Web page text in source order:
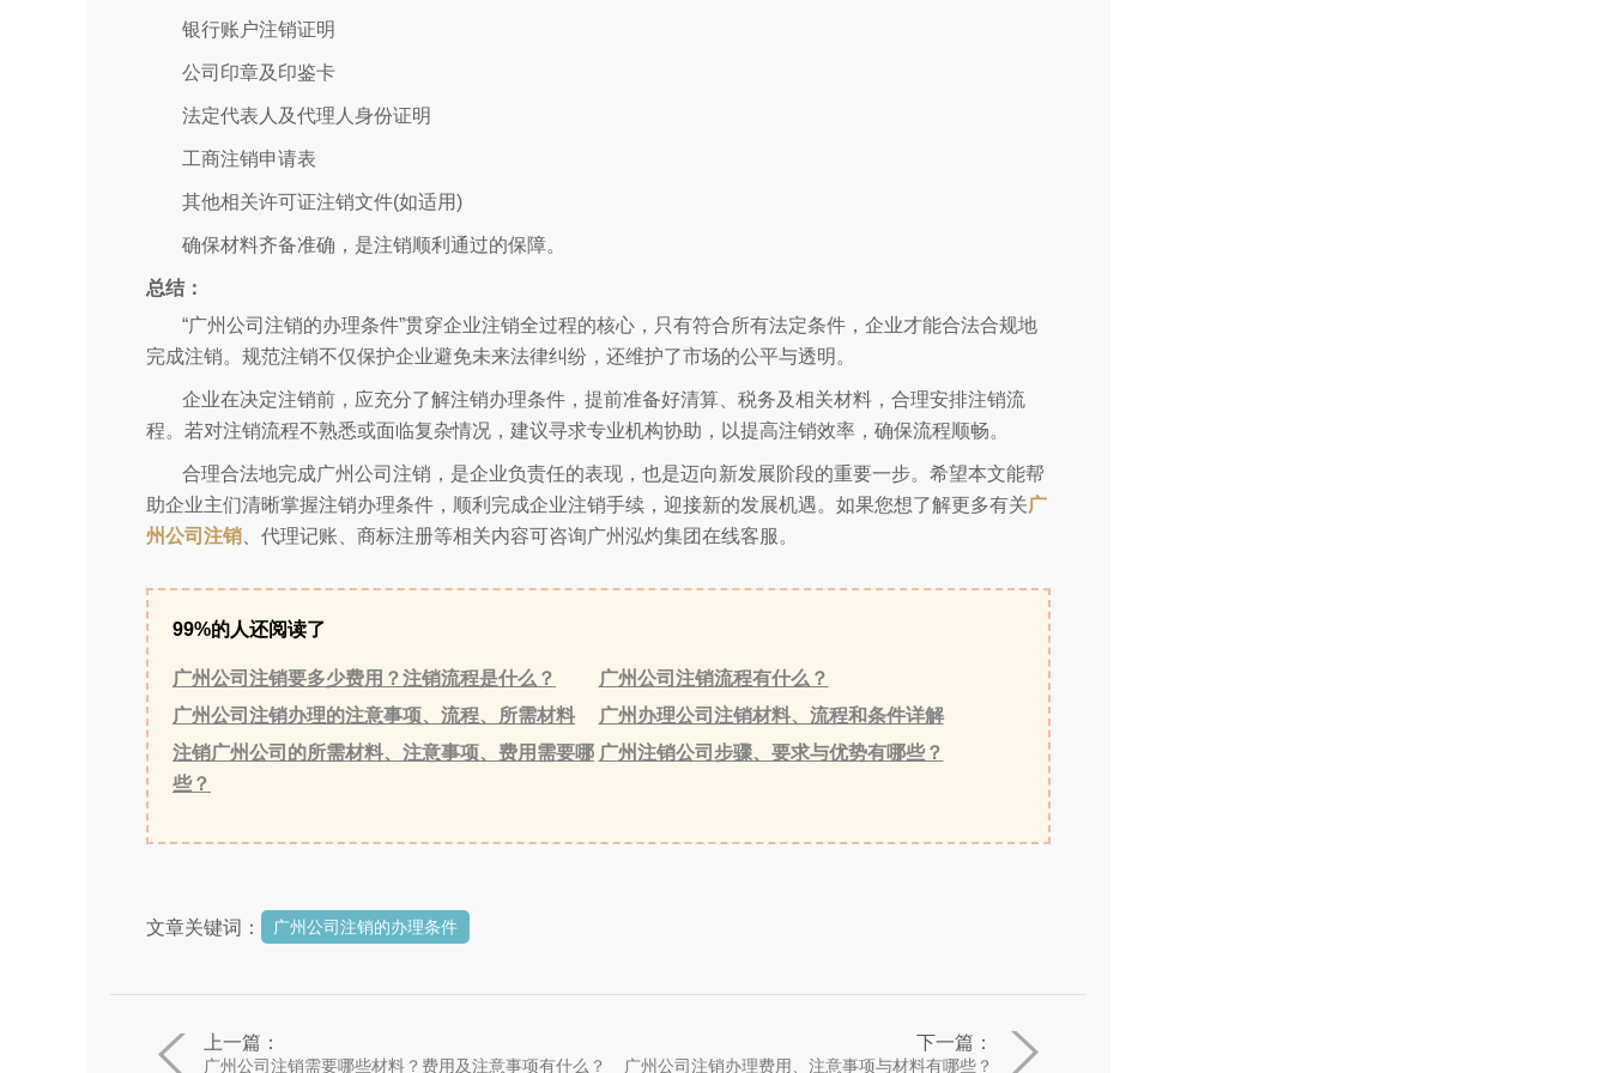
银行账户注销证明
公司印章及印鉴卡
法定代表人及代理人身份证明
工商注销申请表
其他相关许可证注销文件(如适用)
确保材料齐备准确，是注销顺利通过的保障。
总结：
“广州公司注销的办理条件”贯穿企业注销全过程的核心，只有符合所有法定条件，企业才能合法合规地
完成注销。规范注销不仅保护企业避免未来法律纠纷，还维护了市场的公平与透明。
企业在决定注销前，应充分了解注销办理条件，提前准备好清算、税务及相关材料，合理安排注销流
程。若对注销流程不熟悉或面临复杂情况，建议寻求专业机构协助，以提高注销效率，确保流程顺畅。
合理合法地完成广州公司注销，是企业负责任的表现，也是迈向新发展阶段的重要一步。希望本文能帮
助企业主们清晰掌握注销办理条件，顺利完成企业注销手续，迎接新的发展机遇。如果您想了解更多有关广
州公司注销 、代理记账、商标注册等相关内容可咨询广州泓灼集团在线客服。
99%的人还阅读了
广州公司注销要多少费用？注销流程是什么？
广州公司注销流程有什么？
广州公司注销办理的注意事项、流程、所需材料
广州办理公司注销材料、流程和条件详解
注销广州公司的所需材料、注意事项、费用需要哪
些？
广州注销公司步骤、要求与优势有哪些？
文章关键词： 广州公司注销的办理条件
上一篇：
广州公司注销需要哪些材料？费用及注意事项有什么？
下一篇：
广州公司注销办理费用、注意事项与材料有哪些？